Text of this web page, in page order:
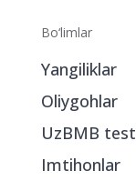
Bo‘limlar
Yangiliklar
Oliygohlar
UzBMB test
Imtihonlar